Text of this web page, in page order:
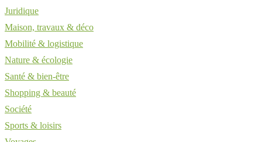
Juridique
Maison, travaux & déco
Mobilité & logistique
Nature & écologie
Santé & bien-être
Shopping & beauté
Société
Sports & loisirs